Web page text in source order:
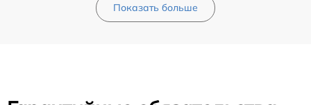
Показать больше